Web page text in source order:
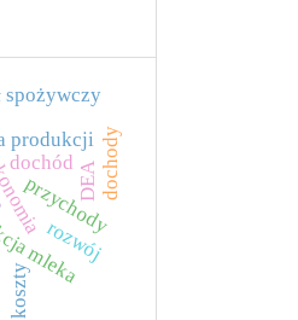
mleka
spożywczy
koszty
dochód
produkcji
przychody
dochody
rozwój
DEA